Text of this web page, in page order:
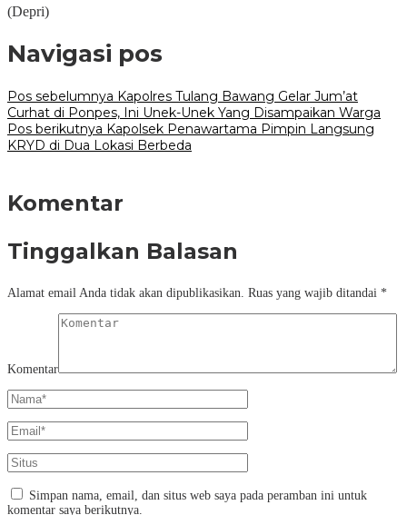
(Depri)
Navigasi pos
Pos sebelumnya Kapolres Tulang Bawang Gelar Jum’at
Curhat di Ponpes, Ini Unek-Unek Yang Disampaikan Warga
Pos berikutnya Kapolsek Penawartama Pimpin Langsung
KRYD di Dua Lokasi Berbeda
Komentar
Tinggalkan Balasan
Alamat email Anda tidak akan dipublikasikan. Ruas yang wajib ditandai *
Komentar
Simpan nama, email, dan situs web saya pada peramban ini untuk
komentar saya berikutnya.